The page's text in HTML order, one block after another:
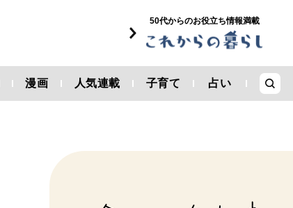
50代からのお役立ち情報満載
漫画 人気連載 子育て 占い